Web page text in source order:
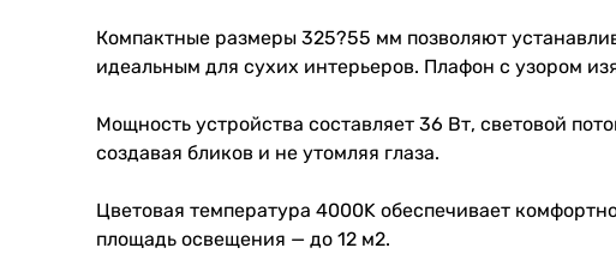
Компактные размеры 325?55 мм позволяют
идеальным для сухих интерьеров. Плафон с узором
Мощность устройства составляет 36 Вт, световой
создавая бликов и не утомляя глаза.
Цветовая температура 4000K обеспечивает
площадь освещения — до 12 м2.